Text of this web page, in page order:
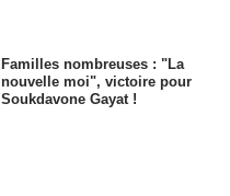
Familles nombreuses : "La
nouvelle moi", victoire pour
Soukdavone Gayat !